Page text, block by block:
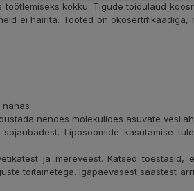
kokku. Tigude toidulaud
ei häirita. Tooted on
nahas
nendes molekulides asuvate
Liposoomide kasutamise
ja mereveest. Katsed
toitainetega. Igapäevasest saastest